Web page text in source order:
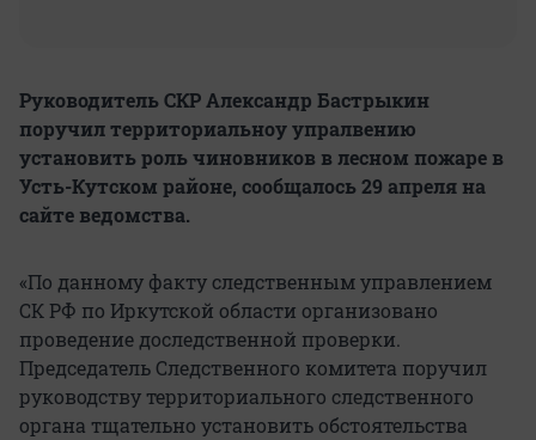
Руководитель СКР Александр Бастрыкин
поручил территориальноу упралвению
установить роль чиновников в лесном пожаре в
Усть-Кутском районе, сообщалось 29 апреля на
сайте ведомства.
«По данному факту следственным управлением
СК РФ по Иркутской области организовано
проведение доследственной проверки.
Председатель Следственного комитета поручил
руководству территориального следственного
органа тщательно установить обстоятельства